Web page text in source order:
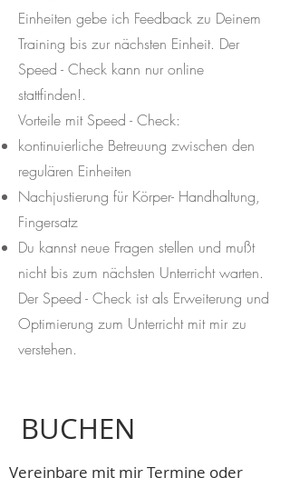
Einheiten gebe ich Feedback zu Deinem
Training bis zur nächsten Einheit. Der
Speed - Check kann nur online
stattfinden!.
Vorteile mit Speed - Check:
kontinuierliche Betreuung zwischen den
regulären Einheiten
Nachjustierung für Körper- Handhaltung,
Fingersatz
Du kannst neue Fragen stellen und mußt
nicht bis zum nächsten Unterricht warten.
Der Speed - Check ist als Erweiterung und
Optimierung zum Unterricht mit mir zu
verstehen.
BUCHEN
Vereinbare mit mir Termine oder